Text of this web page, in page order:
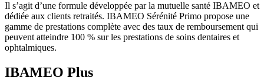
Il s’agit d’une formule développée par la mutuelle santé IBAMEO et
dédiée aux clients retraités. IBAMEO Sérénité Primo propose une
gamme de prestations complète avec des taux de remboursement qui
peuvent atteindre 100 % sur les prestations de soins dentaires et
ophtalmiques.
IBAMEO Plus